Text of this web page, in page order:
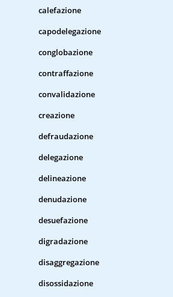
calefazione
capodelegazione
conglobazione
contraffazione
convalidazione
creazione
defraudazione
delegazione
delineazione
denudazione
desuefazione
digradazione
disaggregazione
disossidazione